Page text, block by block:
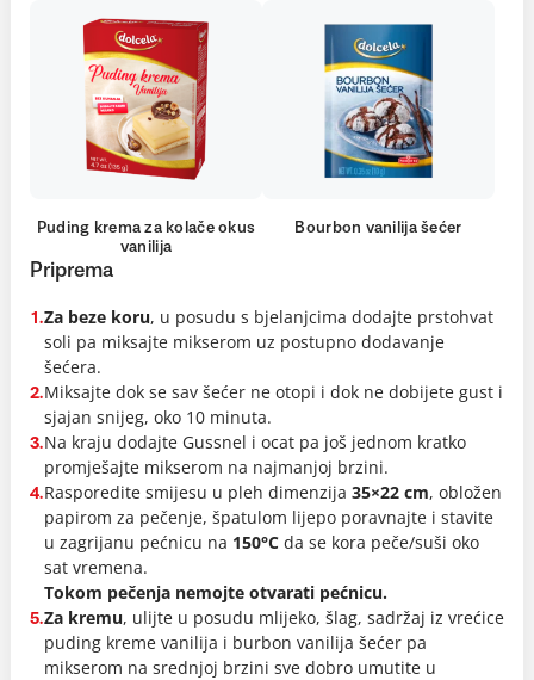
Puding krema za kolače okus
vanilija
Bourbon vanilija šećer
Priprema
1.Za beze koru, u posudu s bjelanjcima dodajte prstohvat
soli pa miksajte mikserom uz postupno dodavanje
šećera.
2.Miksajte dok se sav šećer ne otopi i dok ne dobijete gust i
sjajan snijeg, oko 10 minuta.
3.Na kraju dodajte Gussnel i ocat pa još jednom kratko
promješajte mikserom na najmanjoj brzini.
4.Rasporedite smijesu u pleh dimenzija 35×22 cm, obložen
papirom za pečenje, špatulom lijepo poravnajte i stavite
u zagrijanu pećnicu na 150°Cda se kora peče/suši oko
sat vremena.
Tokom pečenja nemojte otvarati pećnicu.
5.Za kremu, ulijte u posudu mlijeko, šlag, sadržaj iz vrećice
puding kreme vanilija i burbon vanilija šećer pa
mikserom na srednjoj brzini sve dobro umutite u